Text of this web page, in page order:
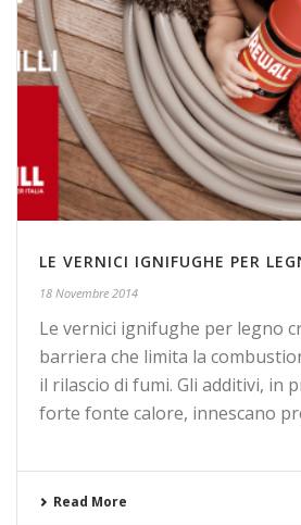
LE VERNICI IGNIFUGHE PER
18 Novembre 2014
Le vernici ignifughe per legno
barriera che limita la
il rilascio di fumi. Gli additivi, in
forte fonte calore, innescano
Read More